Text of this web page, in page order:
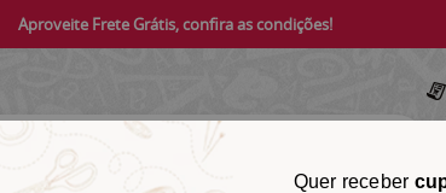
Aproveite Frete Grátis, confira as condições!
Quer receber